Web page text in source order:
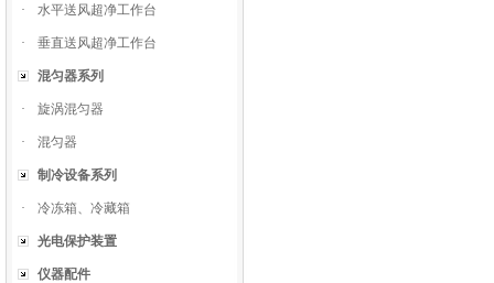
· 水平送风超净工作台
· 垂直送风超净工作台
混匀器系列
· 旋涡混匀器
· 混匀器
制冷设备系列
· 冷冻箱、冷藏箱
光电保护装置
仪器配件